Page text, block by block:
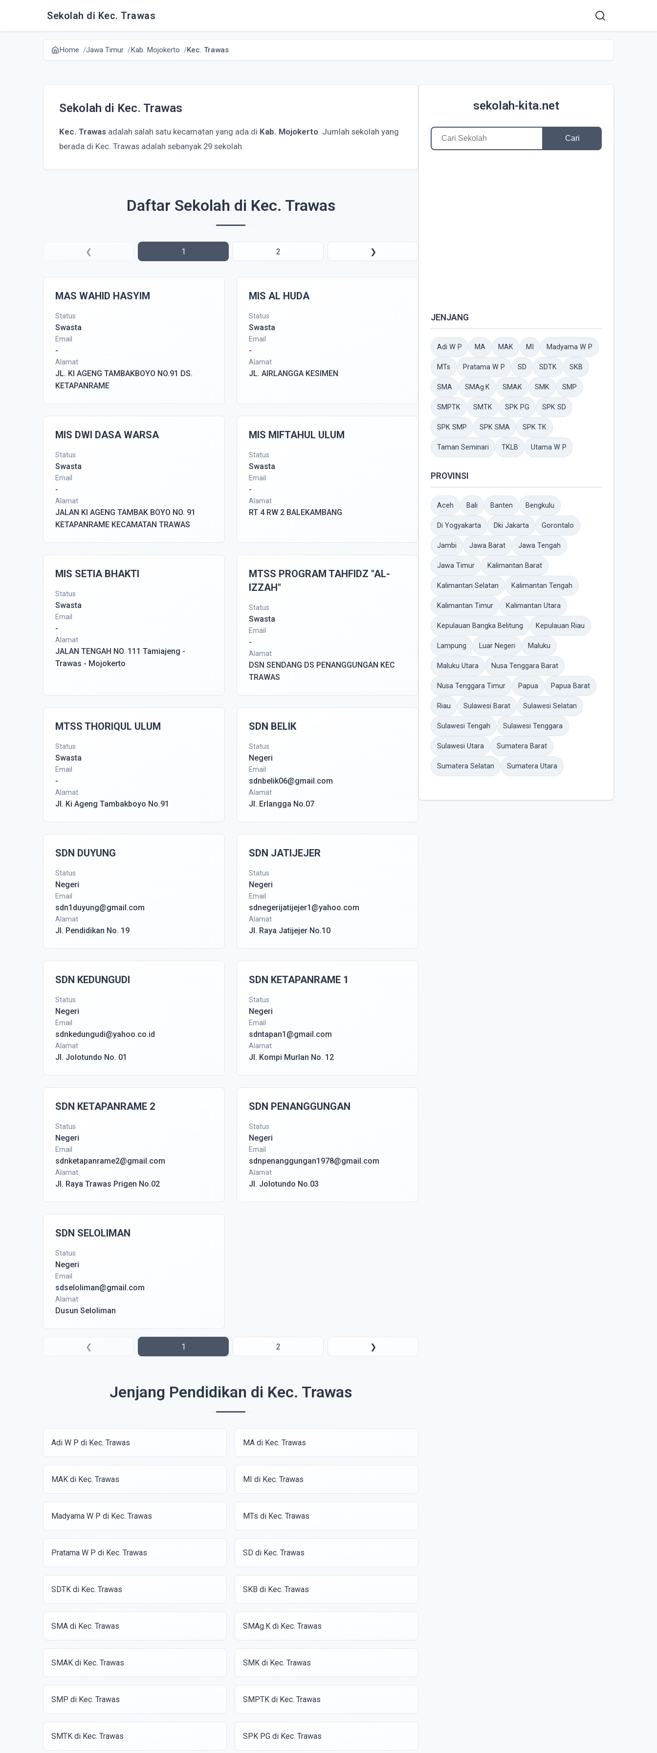
Sekolah di Kec. Trawas
Home Jawa Timur Kab. Mojokerto Kec. Trawas
Sekolah di Kec. Trawas
Kec. Trawas adalah salah satu kecamatan yang ada di Kab. Mojokerto. Jumlah sekolah yang
berada di Kec. Trawas adalah sebanyak 29 sekolah.
Daftar Sekolah di Kec. Trawas
❮ 1 2 ❯
MAS WAHID HASYIM
Status
Swasta
Email
-
Alamat
JL. KI AGENG TAMBAKBOYO NO.91 DS.
KETAPANRAME
MIS AL HUDA
Status
Swasta
Email
-
Alamat
JL. AIRLANGGA KESIMEN
MIS DWI DASA WARSA
Status
Swasta
Email
-
Alamat
JALAN KI AGENG TAMBAK BOYO NO. 91
KETAPANRAME KECAMATAN TRAWAS
MIS MIFTAHUL ULUM
Status
Swasta
Email
-
Alamat
RT 4 RW 2 BALEKAMBANG
MIS SETIA BHAKTI
Status
Swasta
Email
-
Alamat
JALAN TENGAH NO. 111 Tamiajeng -
Trawas - Mojokerto
MTSS PROGRAM TAHFIDZ "AL-
IZZAH"
Status
Swasta
Email
-
Alamat
DSN SENDANG DS PENANGGUNGAN KEC
TRAWAS
MTSS THORIQUL ULUM
Status
Swasta
Email
-
Alamat
Jl. Ki Ageng Tambakboyo No.91
SDN BELIK
Status
Negeri
Email
sdnbelik06@gmail.com
Alamat
Jl. Erlangga No.07
SDN DUYUNG
Status
Negeri
Email
sdn1duyung@gmail.com
Alamat
Jl. Pendidikan No. 19
SDN JATIJEJER
Status
Negeri
Email
sdnegerijatijejer1@yahoo.com
Alamat
Jl. Raya Jatijejer No.10
SDN KEDUNGUDI
Status
Negeri
Email
sdnkedungudi@yahoo.co.id
Alamat
Jl. Jolotundo No. 01
SDN KETAPANRAME 1
Status
Negeri
Email
sdntapan1@gmail.com
Alamat
Jl. Kompi Murlan No. 12
SDN KETAPANRAME 2
Status
Negeri
Email
sdnketapanrame2@gmail.com
Alamat
Jl. Raya Trawas Prigen No.02
SDN PENANGGUNGAN
Status
Negeri
Email
sdnpenanggungan1978@gmail.com
Alamat
Jl. Jolotundo No.03
SDN SELOLIMAN
Status
Negeri
Email
sdseloliman@gmail.com
Alamat
Dusun Seloliman
❮ 1 2 ❯
Jenjang Pendidikan di Kec. Trawas
Adi W P di Kec. Trawas MA di Kec. Trawas
MAK di Kec. Trawas MI di Kec. Trawas
Madyama W P di Kec. Trawas MTs di Kec. Trawas
Pratama W P di Kec. Trawas SD di Kec. Trawas
SDTK di Kec. Trawas SKB di Kec. Trawas
SMA di Kec. Trawas SMAg.K di Kec. Trawas
SMAK di Kec. Trawas SMK di Kec. Trawas
SMP di Kec. Trawas SMPTK di Kec. Trawas
SMTK di Kec. Trawas SPK PG di Kec. Trawas
sekolah-kita.net
Cari
JENJANG
Adi W P MA MAK MI Madyama W P
MTs Pratama W P SD SDTK SKB
SMA SMAg.K SMAK SMK SMP
SMPTK SMTK SPK PG SPK SD
SPK SMP SPK SMA SPK TK
Taman Seminari TKLB Utama W P
PROVINSI
Aceh Bali Banten Bengkulu
Di Yogyakarta Dki Jakarta Gorontalo
Jambi Jawa Barat Jawa Tengah
Jawa Timur Kalimantan Barat
Kalimantan Selatan Kalimantan Tengah
Kalimantan Timur Kalimantan Utara
Kepulauan Bangka Belitung Kepulauan Riau
Lampung Luar Negeri Maluku
Maluku Utara Nusa Tenggara Barat
Nusa Tenggara Timur Papua Papua Barat
Riau Sulawesi Barat Sulawesi Selatan
Sulawesi Tengah Sulawesi Tenggara
Sulawesi Utara Sumatera Barat
Sumatera Selatan Sumatera Utara